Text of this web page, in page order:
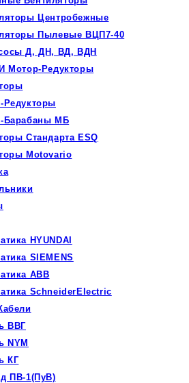
Центробежные
Пылевые ВЦП7-40
Д, ДН, ВД, ВДН
Мотор-Редукторы
Редукторы
Барабаны МБ
Стандарта ESQ
Motovario
HYUNDAI
SIEMENS
ABB
SchneiderElectric
ВВГ
NYM
КГ
ПВ-1(ПуВ)